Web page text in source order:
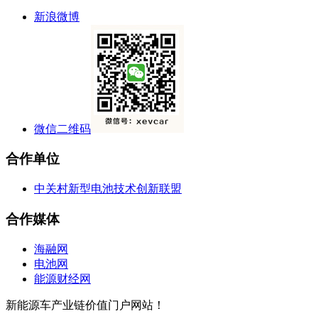
新浪微博
微信二维码
合作单位
中关村新型电池技术创新联盟
合作媒体
海融网
电池网
能源财经网
新能源车产业链价值门户网站！